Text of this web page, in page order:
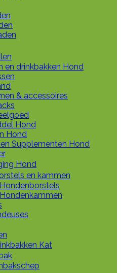
en drinkbakken Hond
& accessoires
Hond
Hond
Supplementen Hond
Hond
en kammen
Hondenborstels
Hondenkammen
Kat